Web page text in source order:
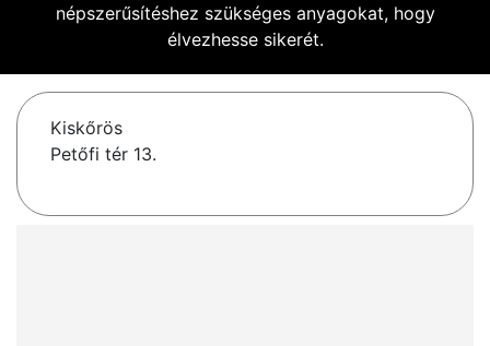
népszerűsítéshez szükséges anyagokat, hogy
élvezhesse sikerét.
Kiskőrös
Petőfi tér 13.